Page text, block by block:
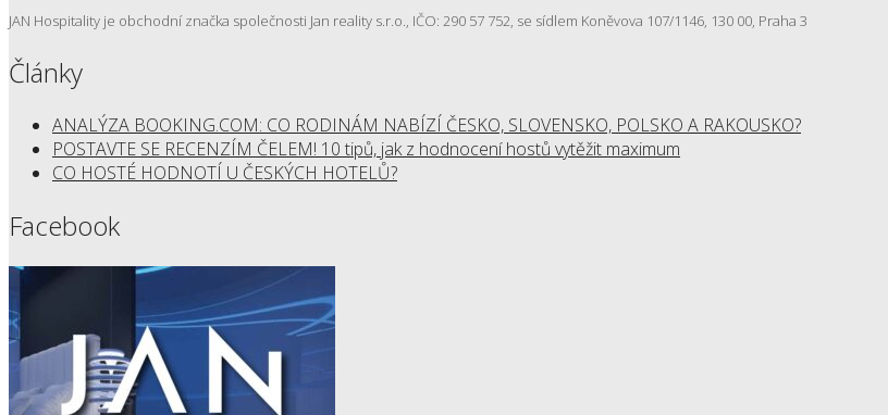
JAN Hospitality je obchodní značka společnosti Jan reality s.r.o., IČO: 290 57 752, se sídlem Koněvova 107/1146, 130 00, Praha 3
Články
ANALÝZA BOOKING.COM: CO RODINÁM NABÍZÍ ČESKO, SLOVENSKO, POLSKO A RAKOUSKO?
POSTAVTE SE RECENZÍM ČELEM! 10 tipů, jak z hodnocení hostů vytěžit maximum
CO HOSTÉ HODNOTÍ U ČESKÝCH HOTELŮ?
Facebook